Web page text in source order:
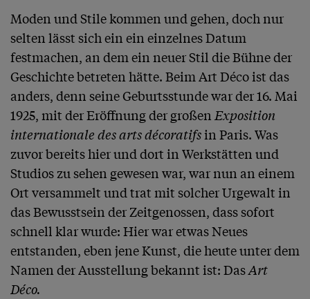
Moden und Stile kommen und gehen, doch nur
selten lässt sich ein ein einzelnes Datum
festmachen, an dem ein neuer Stil die Bühne der
Geschichte betreten hätte. Beim Art Déco ist das
anders, denn seine Geburtsstunde war der 16. Mai
1925, mit der Eröffnung der großen Exposition
internationale des arts décoratifs in Paris. Was
zuvor bereits hier und dort in Werkstätten und
Studios zu sehen gewesen war, war nun an einem
Ort versammelt und trat mit solcher Urgewalt in
das Bewusstsein der Zeitgenossen, dass sofort
schnell klar wurde: Hier war etwas Neues
entstanden, eben jene Kunst, die heute unter dem
Namen der Ausstellung bekannt ist: Das Art
Déco.